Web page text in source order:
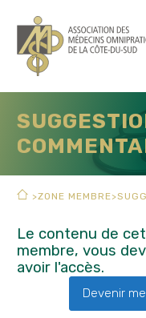
>ZONE MEMBRE>
Le contenu de
membre, vous
avoir l'accès.
Devenir